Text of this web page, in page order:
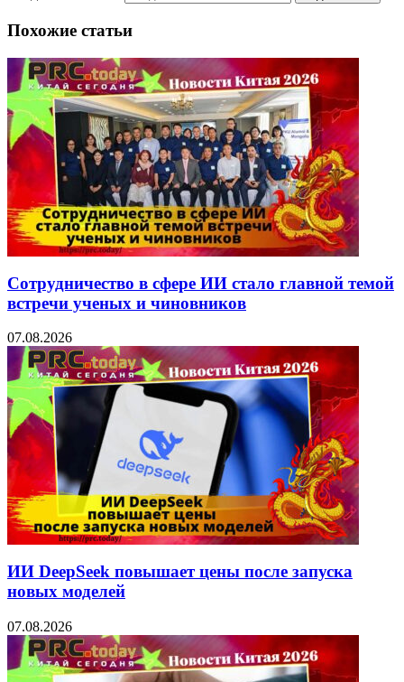
Похожие статьи
Сотрудничество в сфере ИИ стало главной темой
встречи ученых и чиновников
07.08.2026
ИИ DeepSeek повышает цены после запуска
новых моделей
07.08.2026